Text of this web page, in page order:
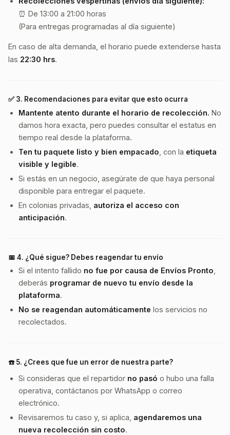
⏰ De 13:00 a 21:00 horas
(Para entregas programadas al día siguiente)
En caso de alta demanda, el horario puede extenderse hasta
las 22:30 hrs.
✅ 3. Recomendaciones para evitar que esto ocurra
Mantente atento durante el horario de recolección. No
damos hora exacta, pero puedes consultar el estatus en
tiempo real desde la plataforma.
Ten tu paquete listo y bien empacado , con la etiqueta
visible y legible.
Si estás en un negocio, asegúrate de que haya personal
disponible para entregar el paquete.
En colonias privadas, autoriza el acceso con
anticipación.
📅 4. ¿Qué sigue? Debes reagendar tu envío
Si el intento fallido no fue por causa de Envíos Pronto
deberás programar de nuevo tu envío desde la
plataforma.
No se reagendan automáticamente los servicios no
recolectados.
☎️ 5. ¿Crees que fue un error de nuestra parte?
Si consideras que el repartidor no pasó o hubo una falla
operativa, contáctanos por WhatsApp o correo
electrónico.
Revisaremos tu caso y, si aplica, agendaremos una
nueva recolección sin costo.